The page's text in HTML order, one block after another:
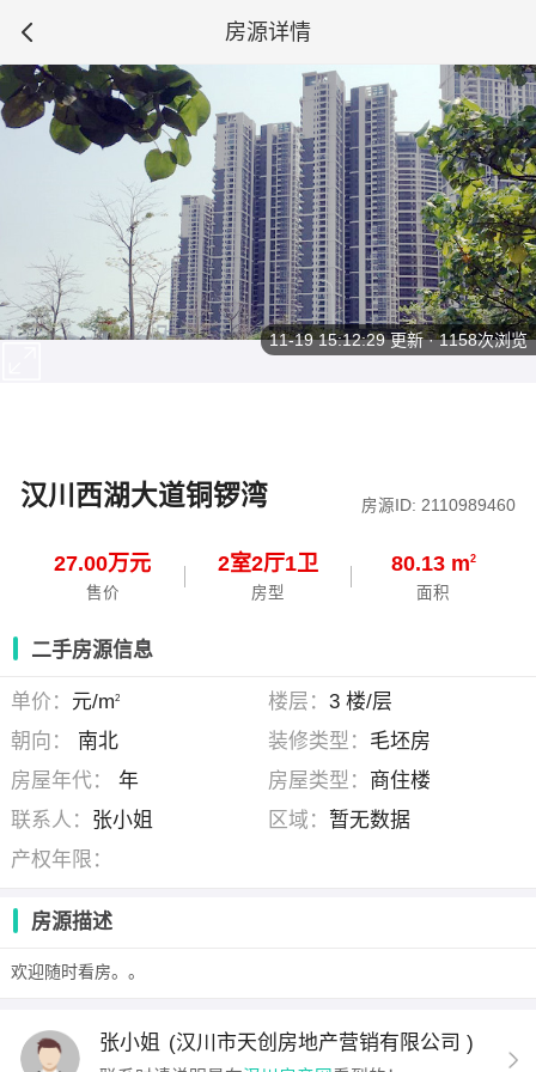
房源详情
汉川西湖大道铜锣湾 房源ID: 2110989460
27.00万元
售价
2室2厅1卫
房型
80.13 m2
面积
11-19 15:12:29更新 · 1158次浏览
二手房源信息
单价： 元/m2 楼层： 3 楼/层
朝向：
南北 装修类型： 毛坯房
房屋年代：
年 房屋类型： 商住楼
联系人： 张小姐 区域： 暂无数据
产权年限：
房源描述
欢迎随时看房。。
张小姐 (汉川市天创房地产营销有限公司 )